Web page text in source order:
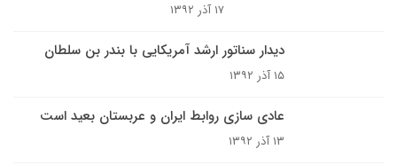
۱۷ آذر ۱۳۹۲
دیدار سناتور ارشد آمریکایی با بندر بن‌ سلطان
۱۵ آذر ۱۳۹۲
عادی سازی روابط ایران و عربستان بعید است
۱۳ آذر ۱۳۹۲